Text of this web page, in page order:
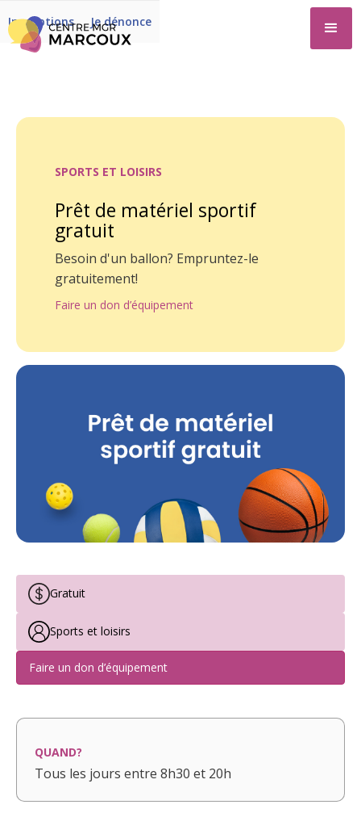
Inscriptions Je dénonce
SPORTS ET LOISIRS
Prêt de matériel sportif
gratuit
Besoin d'un ballon? Empruntez-le
gratuitement!
Faire un don d’équipement
Gratuit
Sports et loisirs
Faire un don d’équipement
QUAND?
Tous les jours entre 8h30 et 20h